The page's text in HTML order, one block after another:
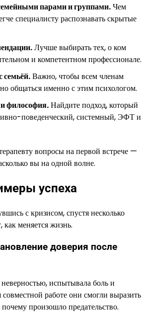
парами и группами.Чем
специалисту распознавать скрытые
Лучше выбирать тех, о ком
и компетентном профессионале.
семьёй.Важно, чтобы всем членам
общаться именно с этим психологом.
философия.Найдите подход, который
поведенческий, системный, ЭФТ и
вопросы на первой встрече —
вы на одной волне.
успеха
с кризисом, спустя несколько
как меняется жизнь.
доверия после
испытывала боль и
работе они смогли выразить
произошло предательство.